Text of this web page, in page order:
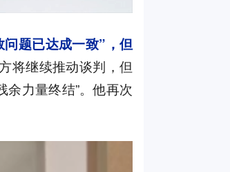
题已达成一致”，但
将继续推动谈判，但
余力量终结”。他再次